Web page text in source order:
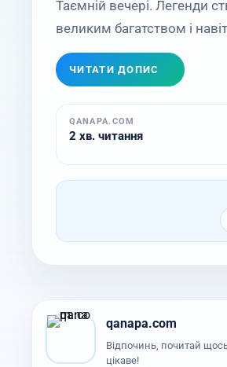
Таємній вечері. Легенди
великим багатством і
ЧИТАТИ ДОПИС
QANAPA.COM
2 хв. читання
qanapa.com
Відпочинь, почитай
цікаве!